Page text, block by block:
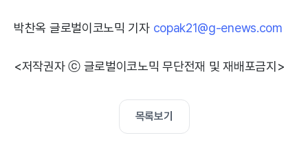
박찬옥 글로벌이코노믹 기자 copak21@g-enews.com
<저작권자 ⓒ 글로벌이코노믹 무단전재 및 재배포금지>
목록보기